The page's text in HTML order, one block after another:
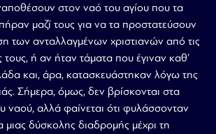
στον ναό του αγίου που τα
μαζί τους για να τα προστατεύσουν
των ανταλλαγμένων χριστιανών από τις
τους, ή αν ήταν τάματα που έγιναν καθ’
και, άρα, κατασκευάστηκαν λόγω της
Σήμερα, όμως, δεν βρίσκονται στα
ναού, αλλά φαίνεται ότι φυλάσσονταν
μιας δύσκολης διαδρομής μέχρι τη